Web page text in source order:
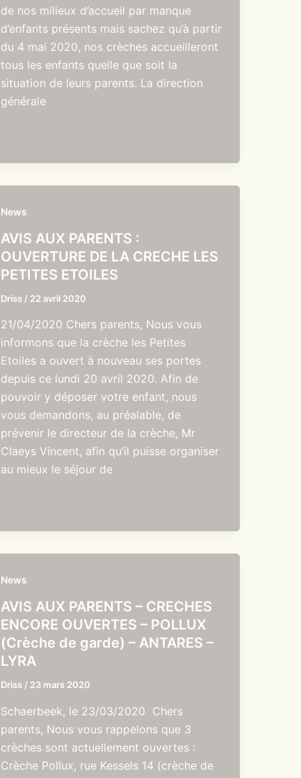
de nos milieux d’accueil par manque
d’enfants présents mais sachez qu’à partir
du 4 mai 2020, nos crèches accueilleront
tous les enfants quelle que soit la
situation de leurs parents. La direction
générale
News
AVIS AUX PARENTS :
OUVERTURE DE LA CRECHE LES
PETITES ETOILES
Driss / 22 avril 2020
21/04/2020 Chers parents, Nous vous
informons que la crèche les Petites
Etoiles a ouvert à nouveau ses portes
depuis ce lundi 20 avril 2020. Afin de
pouvoir y déposer votre enfant, nous
vous demandons, au préalable, de
prévenir le directeur de la crèche, Mr
Claeys Vincent, afin qu’il puisse organiser
au mieux le séjour de
News
AVIS AUX PARENTS – CRECHES
ENCORE OUVERTES – POLLUX
(Crèche de garde) – ANTARES –
LYRA
Driss / 23 mars 2020
Schaerbeek, le 23/03/2020 Chers
parents, Nous vous rappelons que 3
crèches sont actuellement ouvertes :
Crèche Pollux, rue Kessels 14 (crèche de